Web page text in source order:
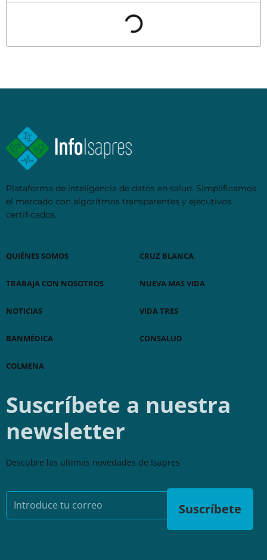
Plataforma de inteligencia de datos en salud. Simplificamos
el mercado con algoritmos transparentes y ejecutivos
certificados.
QUIÉNES SOMOS
TRABAJA CON NOSOTROS
NOTICIAS
BANMÉDICA
COLMENA
CRUZ BLANCA
NUEVA MAS VIDA
VIDA TRES
CONSALUD
Suscríbete a nuestra
newsletter
Descubre las ultimas novedades de Isapres
Suscríbete